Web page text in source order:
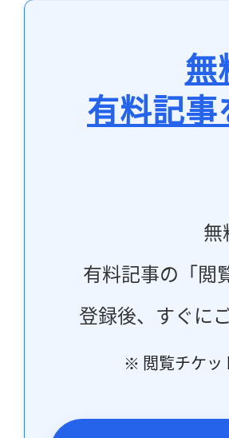
無
有料記
無
有料記事の「閲
登録後、すぐに
※ 閲覧チケッ